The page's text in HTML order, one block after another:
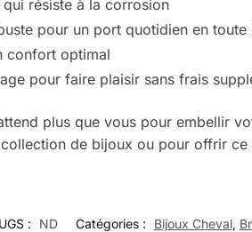
résiste à la corrosion
pour un port quotidien en toute
confort optimal
pour faire plaisir sans frais
plus que vous pour embellir
de bijoux ou pour offrir ce
UGS : ND Catégories : Bijoux Cheval,